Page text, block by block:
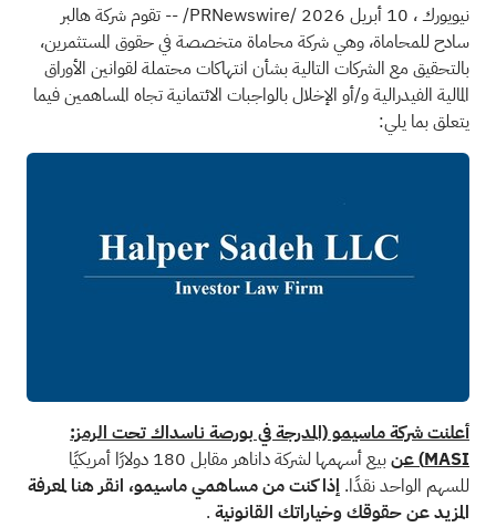
نيويورك، 10 أبريل 2026
/PRNewswire/ -- تقوم شركة هالبر
سادح للمحاماة، وهي شركة محاماة متخصصة في حقوق المستثمرين،
بالتحقيق مع الشركات التالية بشأن انتهاكات محتملة لقوانين الأوراق
المالية الفيدرالية و/أو الإخلال بالواجبات الائتمانية تجاه المساهمين فيما
يتعلق بما يلي:
أعلنت شركة ماسيمو (المدرجة في بورصة ناسداك تحت الرمز:
MASI) عن
بيع أسهمها لشركة داناهر مقابل 180 دولارًا أمريكيًا
للسهم الواحد نقدًا. إذا كنت من مساهمي ماسيمو، انقر هنا لمعرفة
المزيد عن حقوقك وخياراتك القانونية.